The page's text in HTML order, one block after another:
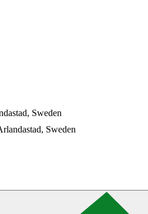
Sweden
Sweden